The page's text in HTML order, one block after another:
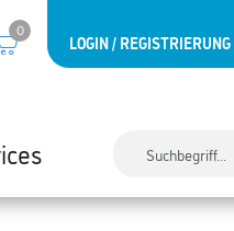
0
LOGIN / REGISTRIERUNG